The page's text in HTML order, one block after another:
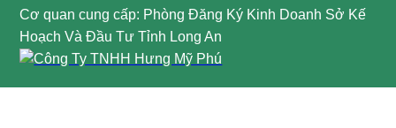
Cơ quan cung cấp: Phòng Đăng Ký Kinh Doanh Sở Kế
Hoạch Và Đầu Tư Tỉnh Long An